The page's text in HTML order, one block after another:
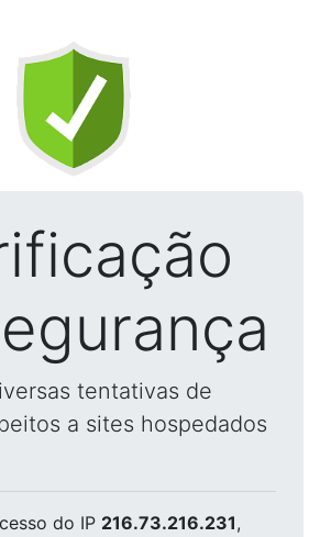
tentativas de
a sites hospedados
do IP 216.73.216.231,